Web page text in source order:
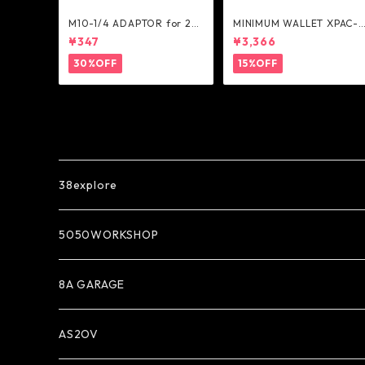
M10-1/4 ADAPTOR for 2W
AY STAND - 5050WORKSH
OP
¥347
30%OFF
MINIMUM WALLET XPAC-B
K - Ballistics
¥3,366
15%OFF
38explore
5050WORKSHOP
8A GARAGE
AS2OV